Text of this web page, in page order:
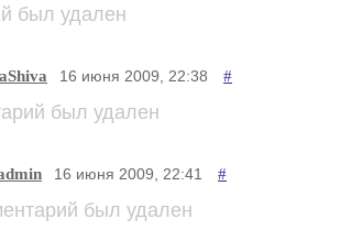
был удален
16 июня 2009, 22:38 #
был удален
16 июня 2009, 22:41 #
был удален